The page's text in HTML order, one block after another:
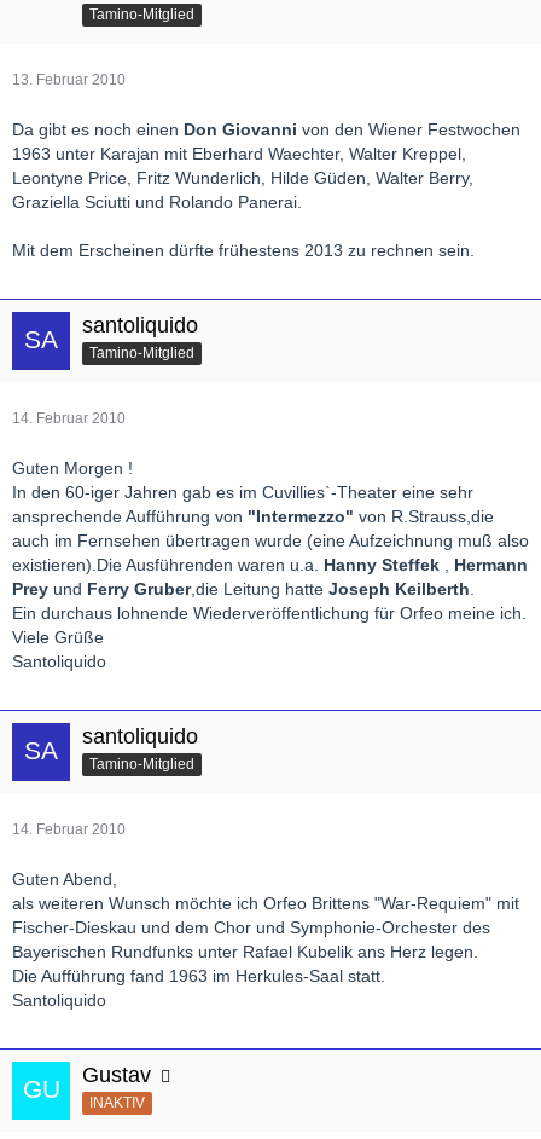
Tamino-Mitglied
13. Februar 2010
Da gibt es noch einen Don Giovanni von den Wiener Festwochen
1963 unter Karajan mit Eberhard Waechter, Walter Kreppel,
Leontyne Price, Fritz Wunderlich, Hilde Güden, Walter Berry,
Graziella Sciutti und Rolando Panerai.
Mit dem Erscheinen dürfte frühestens 2013 zu rechnen sein.
santoliquido
Tamino-Mitglied
14. Februar 2010
Guten Morgen !
In den 60-iger Jahren gab es im Cuvillies`-Theater eine sehr
ansprechende Aufführung von "Intermezzo" von R.Strauss,die
auch im Fernsehen übertragen wurde (eine Aufzeichnung muß also
existieren).Die Ausführenden waren u.a. Hanny Steffek
Hermann
Prey und Ferry Gruber,die Leitung hatte Joseph Keilberth
Ein durchaus lohnende Wiederveröffentlichung für Orfeo meine ich.
Viele Grüße
Santoliquido
santoliquido
Tamino-Mitglied
14. Februar 2010
Guten Abend,
als weiteren Wunsch möchte ich Orfeo Brittens "War-Requiem" mit
Fischer-Dieskau und dem Chor und Symphonie-Orchester des
Bayerischen Rundfunks unter Rafael Kubelik ans Herz legen.
Die Aufführung fand 1963 im Herkules-Saal statt.
Santoliquido
Gustav
INAKTIV